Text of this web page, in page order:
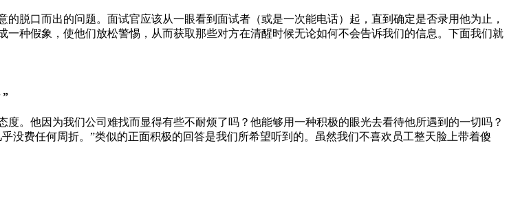
脱口而出的问题。面试官应该从一眼看到面试者（或是一次能电话）起，直到确定是否录用他为止，
种假象，使他们放松警惕，从而获取那些对方在清醒时候无论如何不会告诉我们的信息。下面我们就
”
。他因为我们公司难找而显得有些不耐烦了吗？他能够用一种积极的眼光去看待他所遇到的一切吗？
没费任何周折。”类似的正面积极的回答是我们所希望听到的。虽然我们不喜欢员工整天脸上带着傻